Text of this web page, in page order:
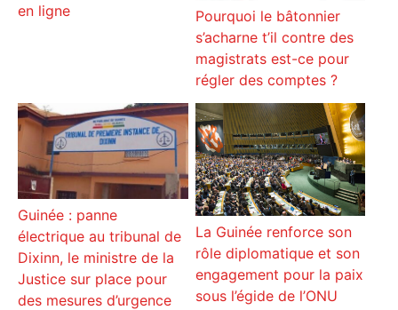
en ligne
Pourquoi le bâtonnier
s’acharne t’il contre des
magistrats est-ce pour
régler des comptes ?
Guinée : panne
électrique au tribunal de
Dixinn, le ministre de la
Justice sur place pour
des mesures d’urgence
La Guinée renforce son
rôle diplomatique et son
engagement pour la paix
sous l’égide de l’ONU